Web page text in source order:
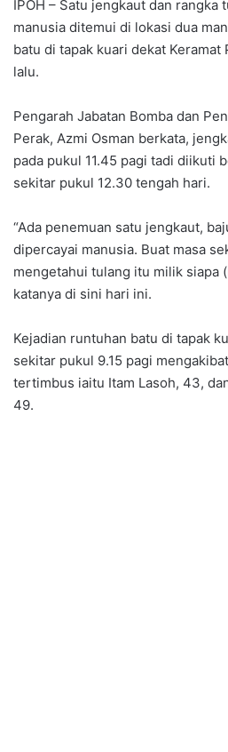
IPOH – Satu jengkaut dan rangka
manusia ditemui di lokasi dua
batu di tapak kuari dekat Keramat
lalu.
Pengarah Jabatan Bomba dan
Perak, Azmi Osman berkata,
pada pukul 11.45 pagi tadi diikuti
sekitar pukul 12.30 tengah hari.
“Ada penemuan satu jengkaut,
dipercayai manusia. Buat masa
mengetahui tulang itu milik siapa
katanya di sini hari ini.
Kejadian runtuhan batu di tapak
sekitar pukul 9.15 pagi
tertimbus iaitu Itam Lasoh, 43,
49.